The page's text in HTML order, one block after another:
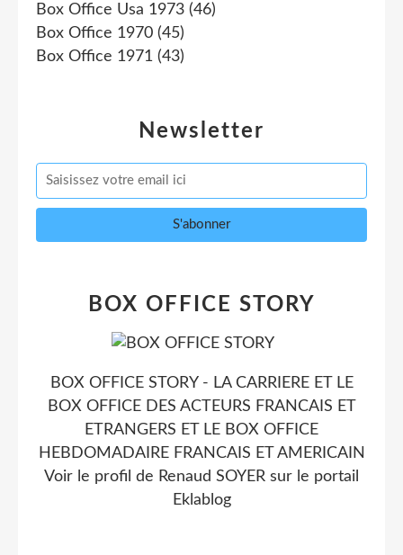
Newsletter
Box Office Usa 1973 (46)
Box Office 1970 (45)
Box Office 1971 (43)
BOX OFFICE STORY
BOX OFFICE STORY - LA CARRIERE ET LE
BOX OFFICE DES ACTEURS FRANCAIS ET
ETRANGERS ET LE BOX OFFICE
HEBDOMADAIRE FRANCAIS ET AMERICAIN
Voir le profil de Renaud SOYER sur le portail
Eklablog